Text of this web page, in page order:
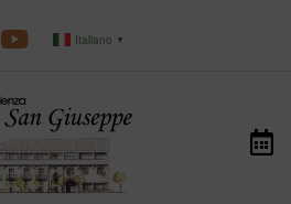
Italiano ▼